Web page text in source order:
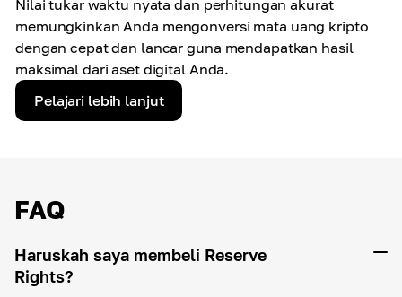
Nilai tukar waktu nyata dan perhitungan akurat
memungkinkan Anda mengonversi mata uang kripto
dengan cepat dan lancar guna mendapatkan hasil
maksimal dari aset digital Anda.
Pelajari lebih lanjut
FAQ
Haruskah saya membeli Reserve
Rights?